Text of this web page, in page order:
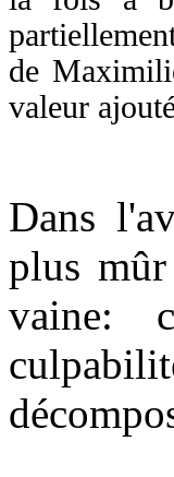
de
valeur
Dans
plus
vaine: